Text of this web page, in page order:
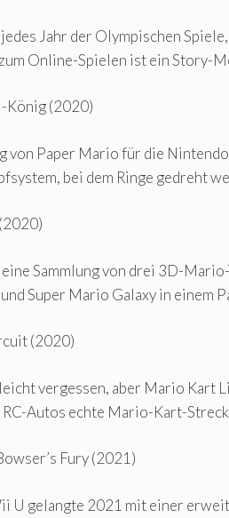
Jahr der Olympischen
Online-Spielen ist ein Story-
König (2020)
von Paper Mario für die
bei dem Ringe gedreht
Sammlung von drei 3D-
Super Mario Galaxy in einem
(2020)
vergessen, aber Mario Kart
Autos echte Mario-Kart-
Fury (2021)
U gelangte 2021 mit einer